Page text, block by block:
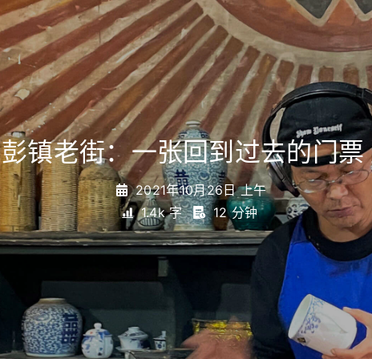
彭镇老街：一张回到过去的门票
2021年10月26日 上午
1.4k 字
12 分钟